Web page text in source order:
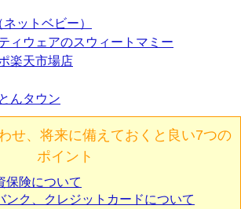
ットベビー）
ィウェアのスウィートマミー
楽天市場店
んタウン
せ、将来に備えておくと良い7つの
ポイント
保険について
ンク、クレジットカードについて